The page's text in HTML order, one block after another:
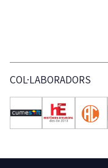
COL·LABORADORS